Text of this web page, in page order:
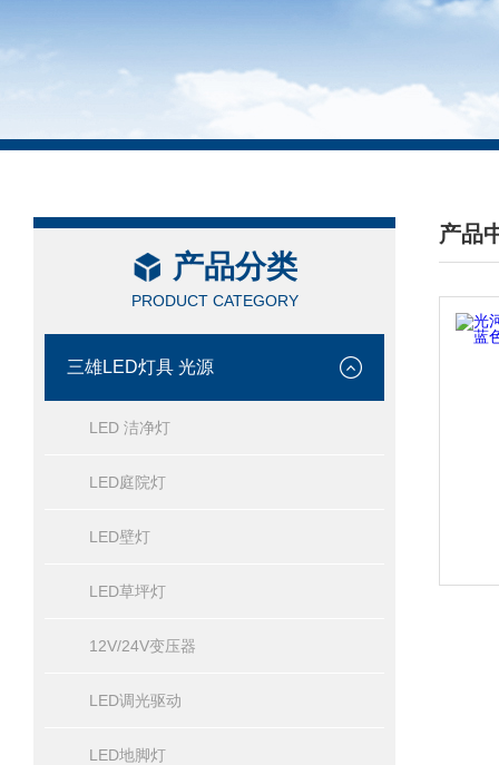
产品分类
PRODUCT CATEGORY
三雄LED灯具 光源
LED 洁净灯
LED庭院灯
LED壁灯
LED草坪灯
12V/24V变压器
LED调光驱动
LED地脚灯
产品
/